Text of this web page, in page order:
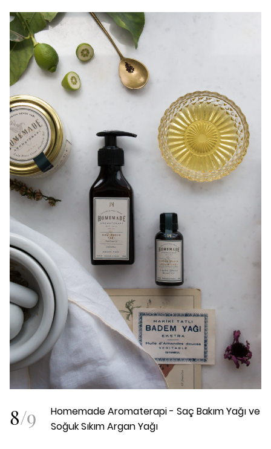
8/9
Homemade Aromaterapi - Saç Bakım Yağı ve
Soğuk Sıkım Argan Yağı